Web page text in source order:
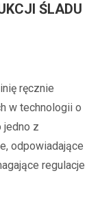
ŚLADU
ręcznie
w technologii o
jedno z
odpowiadające
regulacje